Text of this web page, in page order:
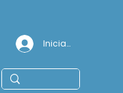
Iniciar sesión